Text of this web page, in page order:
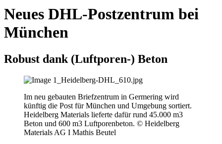
Neues DHL-Postzentrum bei
München
Robust dank (Luftporen-) Beton
Im neu gebauten Briefzentrum in Germering wird
künftig die Post für München und Umgebung sortiert.
Heidelberg Materials lieferte dafür rund 45.000 m3
Beton und 600 m3 Luftporenbeton. © Heidelberg
Materials AG I Mathis Beutel